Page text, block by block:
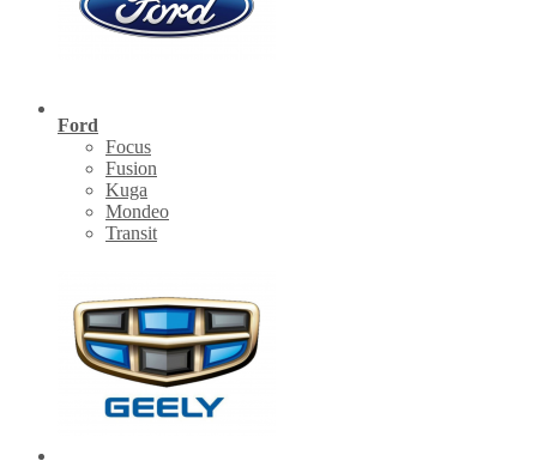
Ford
Focus
Fusion
Kuga
Mondeo
Transit